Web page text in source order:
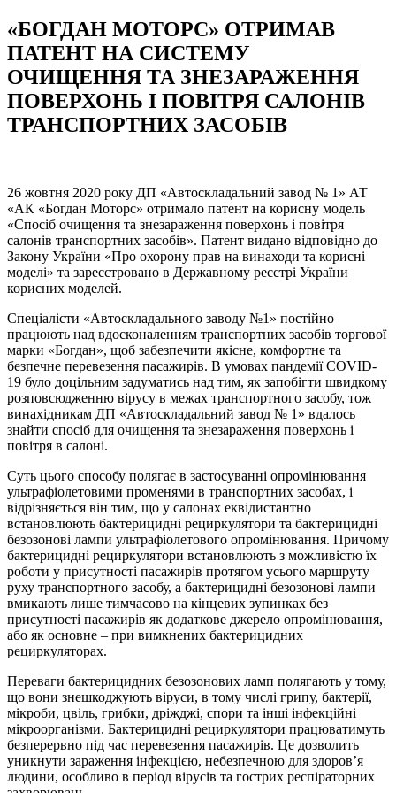
«БОГДАН МОТОРС» ОТРИМАВ
ПАТЕНТ НА СИСТЕМУ
ОЧИЩЕННЯ ТА ЗНЕЗАРАЖЕННЯ
ПОВЕРХОНЬ І ПОВІТРЯ САЛОНІВ
ТРАНСПОРТНИХ ЗАСОБІВ
26 жовтня 2020 року ДП «Автоскладальний завод № 1» АТ
«АК «Богдан Моторс» отримало патент на корисну модель
«Спосіб очищення та знезараження поверхонь і повітря
салонів транспортних засобів». Патент видано відповідно до
Закону України «Про охорону прав на винаходи та корисні
моделі» та зареєстровано в Державному реєстрі України
корисних моделей.
Спеціалісти «Автоскладального заводу №1» постійно
працюють над вдосконаленням транспортних засобів торгової
марки «Богдан», щоб забезпечити якісне, комфортне та
безпечне перевезення пасажирів. В умовах пандемії COVID-
19 було доцільним задуматись над тим, як запобігти швидкому
розповсюдженню вірусу в межах транспортного засобу, тож
винахідникам ДП «Автоскладальний завод № 1» вдалось
знайти спосіб для очищення та знезараження поверхонь і
повітря в салоні.
Суть цього способу полягає в застосуванні опромінювання
ультрафіолетовими променями в транспортних засобах, і
відрізняється він тим, що у салонах еквідистантно
встановлюють бактерицидні рециркулятори та бактерицидні
безозонові лампи ультрафіолетового опромінювання. Причому
бактерицидні рециркулятори встановлюють з можливістю їх
роботи у присутності пасажирів протягом усього маршруту
руху транспортного засобу, а бактерицидні безозонові лампи
вмикають лише тимчасово на кінцевих зупинках без
присутності пасажирів як додаткове джерело опромінювання,
або як основне – при вимкнених бактерицидних
рециркуляторах.
Переваги бактерицидних безозонових ламп полягають у тому,
що вони знешкоджують віруси, в тому числі грипу, бактерії,
мікроби, цвіль, грибки, дріжджі, спори та інші інфекційні
мікроорганізми. Бактерицидні рециркулятори працюватимуть
безперервно під час перевезення пасажирів. Це дозволить
уникнути зараження інфекцією, небезпечною для здоров’я
людини, особливо в період вірусів та гострих респіраторних